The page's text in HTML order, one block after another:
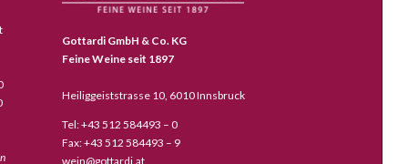
Gottardi GmbH & Co. KG
Feine Weine seit 1897
Heiliggeiststrasse 10, 6010 Innsbruck
Tel: +43 512 584493 – 0
Fax: +43 512 584493 – 9
wein@gottardi.at